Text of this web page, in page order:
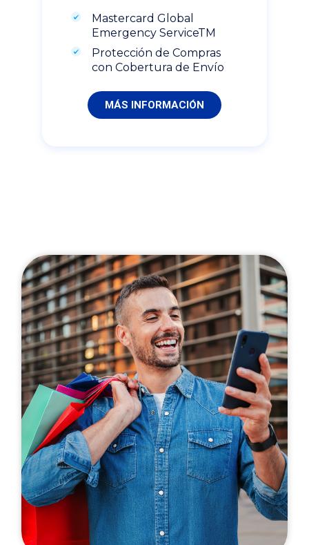
Mastercard Global
Emergency ServiceTM
Protección de Compras
con Cobertura de Envío
MÁS INFORMACIÓN